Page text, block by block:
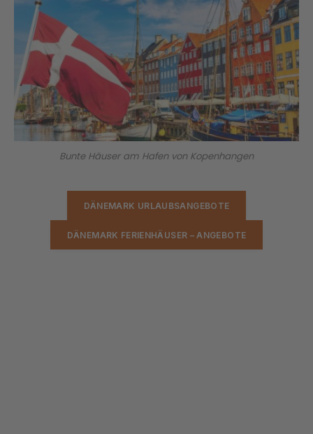
Bunte Häuser am Hafen von Kopenhangen
DÄNEMARK URLAUBSANGEBOTE
DÄNEMARK FERIENHÄUSER – ANGEBOTE